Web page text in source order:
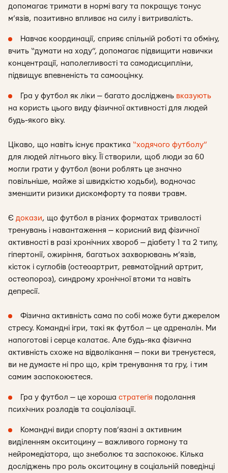
допомагає тримати в нормі вагу та покращує тонус
м’язів, позитивно впливає на силу і витривалість.
Навчає координації, сприяє спільній роботі та обміну,
вчить “думати на ходу”, допомагає підвищити навички
концентрації, наполегливості та самодисципліни,
підвищує впевненість та самооцінку.
Гра у футбол як ліки — багато досліджень вказують
на користь цього виду фізичної активності для людей
будь-якого віку.
Цікаво, що навіть існує практика “ходячого футболу”
для людей літнього віку. Її створили, щоб люди за 60
могли грати у футбол (вони роблять це значно
повільніше, майже зі швидкістю ходьби), водночас
зменшити ризики дискомфорту та появи травм.
Є докази, що футбол в різних форматах тривалості
тренувань і навантаження — корисний вид фізичної
активності в разі хронічних хвороб — діабету 1 та 2 типу,
гіпертонії, ожиріння, багатьох захворювань м’язів,
кісток і суглобів (остеоартрит, ревматоїдний артрит,
остеопороз), синдрому хронічної втоми та навіть
депресії.
Фізична активність сама по собі може бути джерелом
стресу. Командні ігри, такі як футбол — це адреналін. Ми
напоготові і серце калатає. Але будь-яка фізична
активність схоже на відволікання — поки ви тренуєтеся,
ви не думаєте ні про що, крім тренування та гру, і тим
самим заспокоюєтеся.
Гра у футбол — це хороша стратегія подолання
психічних розладів та соціалізації.
Командні види спорту пов’язані з активним
виділенням окситоцину — важливого гормону та
нейромедіатора, що знеболює та заспокоює. Кілька
досліджень про роль окситоцину в соціальній поведінці